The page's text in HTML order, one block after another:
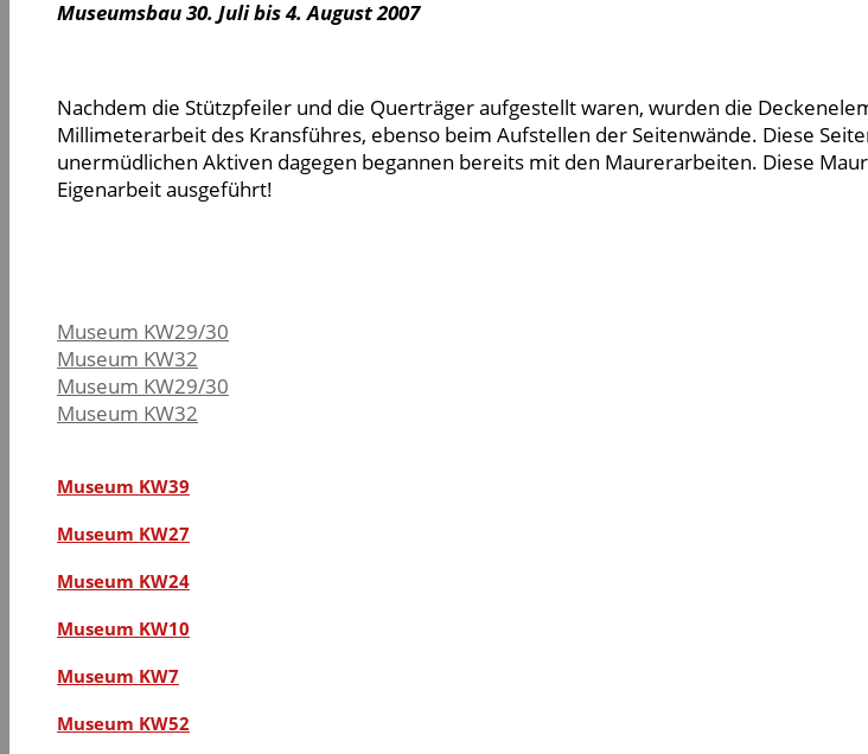
Museumsbau 30. Juli bis 4. August 2007
Nachdem die Stützpfeiler und die Querträger aufgestellt waren, wurden die
Millimeterarbeit des Kransführes, ebenso beim Aufstellen der Seitenwände. Diese
unermüdlichen Aktiven dagegen begannen bereits mit den Maurerarbeiten. Diese
Eigenarbeit ausgeführt!
Museum KW29/30
Museum KW32
Museum KW29/30
Museum KW32
Museum KW39
Museum KW27
Museum KW24
Museum KW10
Museum KW7
Museum KW52